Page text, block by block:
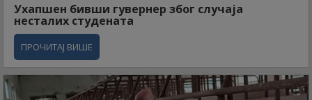
Ухапшен бивши гувернер због случаја
несталих студената
ПРОЧИТАЈ ВИШЕ